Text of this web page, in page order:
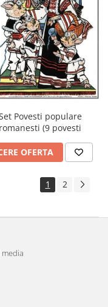
Povesti populare
romanesti (9 povesti
OFERTA
1 2